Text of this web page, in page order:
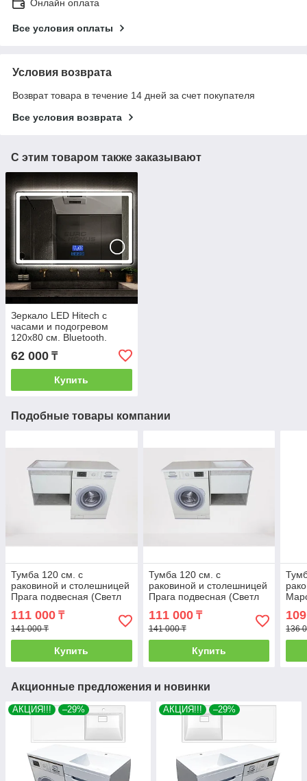
Онлайн оплата
Все условия оплаты
Условия возврата
Возврат товара в течение 14 дней за счет покупателя
Все условия возврата
С этим товаром также заказывают
Зеркало LED Hitech с
часами и подогревом
120х80 см. Bluetooth.
62 000 ₸
Купить
Подобные товары компании
Тумба 120 см. с
раковиной и столешницей
Прага подвесная (Светл
стиральной машиной
111 000 ₸
141 000 ₸
Купить
Тумба 120 см. с
раковиной и столешницей
Прага подвесная (Светл
стиральной машиной
111 000₸
141 000 ₸
Купить
136
Акционные предложения и новинки
АКЦИЯ!!! –29% АКЦИЯ!!! –29%